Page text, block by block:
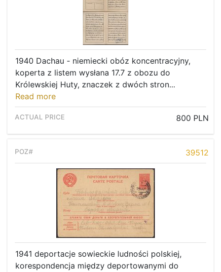
1940 Dachau - niemiecki obóz koncentracyjny,
koperta z listem wysłana 17.7 z obozu do
Królewskiej Huty, znaczek z dwóch stron...
Read more
800 PLN
39512
1941 deportacje sowieckie ludności polskiej,
korespondencja między deportowanymi do